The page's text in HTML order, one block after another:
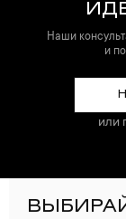
Наши
и
или